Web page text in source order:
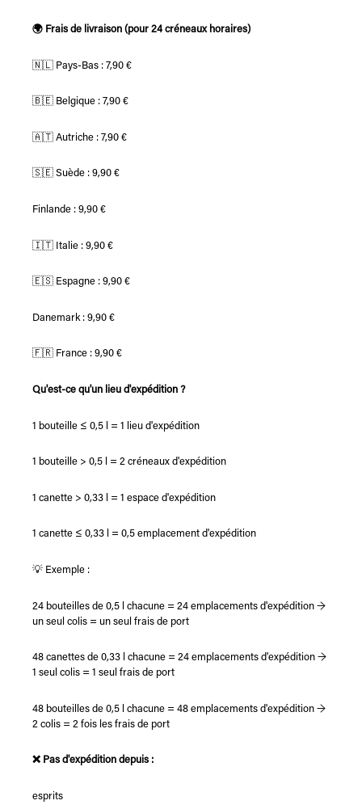
🌍 Frais de livraison (pour 24 créneaux horaires)
🇳🇱 Pays-Bas : 7,90 €
🇧🇪 Belgique : 7,90 €
🇦🇹 Autriche : 7,90 €
🇸🇪 Suède : 9,90 €
Finlande : 9,90 €
🇮🇹 Italie : 9,90 €
🇪🇸 Espagne : 9,90 €
Danemark : 9,90 €
🇫🇷 France : 9,90 €
Qu'est-ce qu'un lieu d'expédition ?
1 bouteille ≤ 0,5 l = 1 lieu d'expédition
1 bouteille > 0,5 l = 2 créneaux d'expédition
1 canette > 0,33 l = 1 espace d'expédition
1 canette ≤ 0,33 l = 0,5 emplacement d'expédition
💡 Exemple :
24 bouteilles de 0,5 l chacune = 24 emplacements d'expédition →
un seul colis = un seul frais de port
48 canettes de 0,33 l chacune = 24 emplacements d'expédition →
1 seul colis = 1 seul frais de port
48 bouteilles de 0,5 l chacune = 48 emplacements d'expédition →
2 colis = 2 fois les frais de port
❌ Pas d'expédition depuis :
esprits